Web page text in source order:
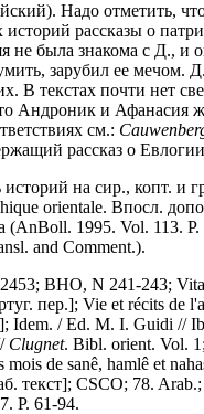
Надо отметить,
историй рассказы о
была знакома с Д.,
зарубил ее
В текстах почти нет
Андроник и
см.:
рассказ о
на сир., копт.
orientale. Впосл.
(AnBoll. 1995. Vol.
and Comment.).
BHO, N 241-243;
пер.]; Vie et récits
/ Ed. M. I. Guidi //
Clugnet. Bibl. orient. Vol.
de sanê, hamlê et
текст]; CSCO; 78.
P. 61-94.